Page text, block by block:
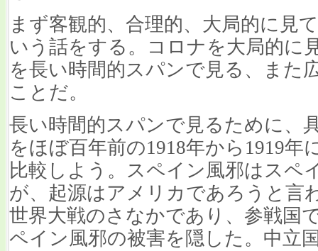
まず客観的、合理的、大局的に見
いう話をする。コロナを大局的に
を長い時間的スパンで見る、また
ことだ。
長い時間的スパンで見るために、
をほぼ百年前の1918年から1919年
比較しよう。スペイン風邪はスペ
が、起源はアメリカであろうと言
世界大戦のさなかであり、参戦国
ペイン風邪の被害を隠した。中立